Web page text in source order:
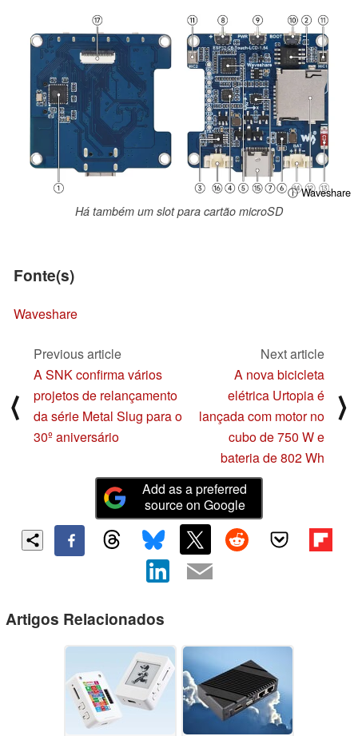
ⓘ Waveshare
Há também um slot para cartão microSD
Fonte(s)
Waveshare
⟨
Previous article
A SNK confirma vários
projetos de relançamento
da série Metal Slug para o
30º aniversário
Next article
A nova bicicleta
elétrica Urtopia é
lançada com motor no
cubo de 750 W e
bateria de 802 Wh
⟩
Add as a preferred
source on Google
Artigos Relacionados